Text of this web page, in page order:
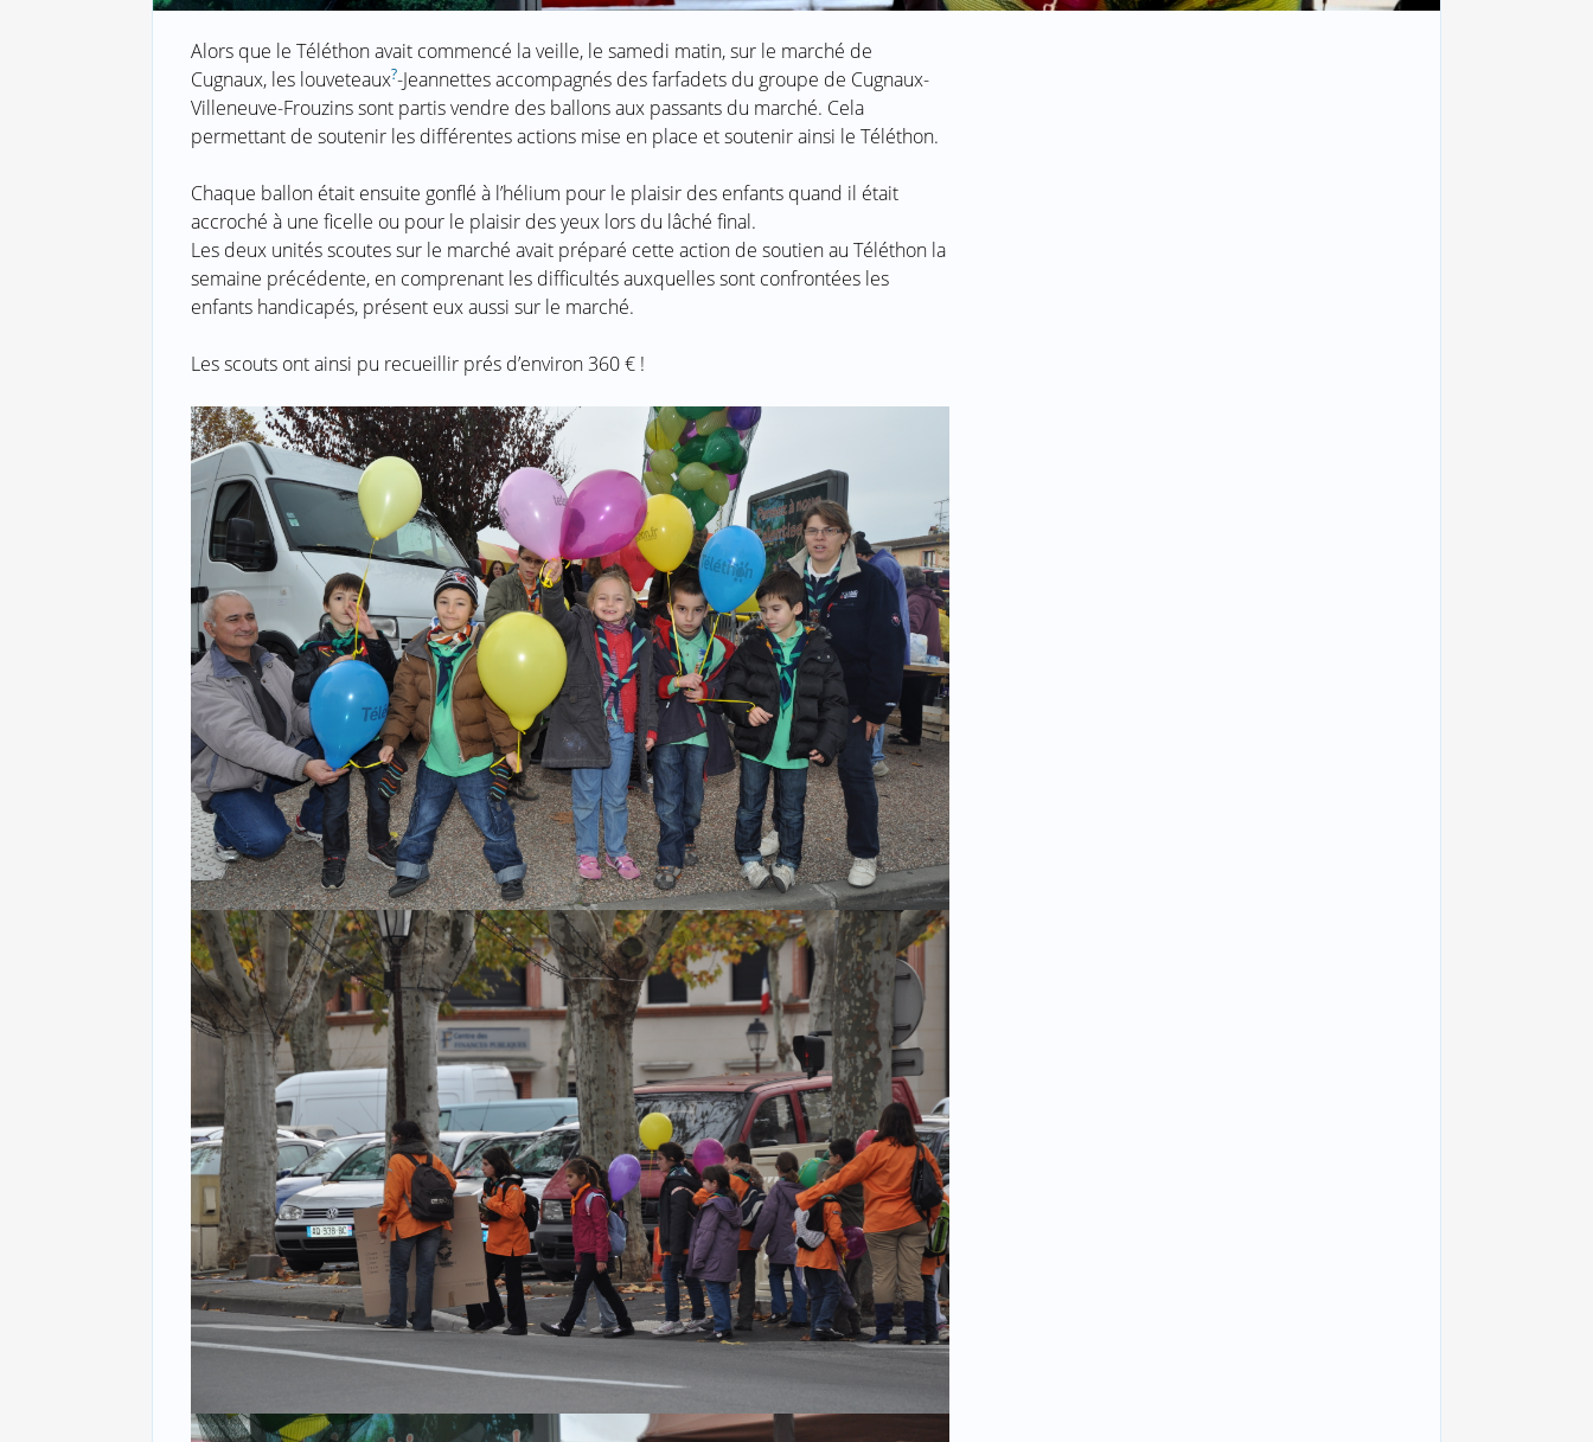
Alors que le Téléthon avait commencé la veille, le samedi matin, sur le marché de
Cugnaux, les louveteaux?-Jeannettes accompagnés des farfadets du groupe de Cugnaux-
Villeneuve-Frouzins sont partis vendre des ballons aux passants du marché. Cela
permettant de soutenir les différentes actions mise en place et soutenir ainsi le Téléthon.
Chaque ballon était ensuite gonflé à l’hélium pour le plaisir des enfants quand il était
accroché à une ficelle ou pour le plaisir des yeux lors du lâché final.
Les deux unités scoutes sur le marché avait préparé cette action de soutien au Téléthon la
semaine précédente, en comprenant les difficultés auxquelles sont confrontées les
enfants handicapés, présent eux aussi sur le marché.
Les scouts ont ainsi pu recueillir prés d’environ 360 € !